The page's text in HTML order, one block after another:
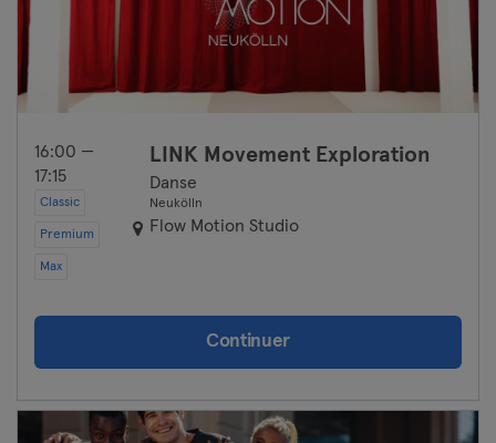
16:00 —
17:15
Classic
Premium
Max
LINK Movement Exploration
Danse
Neukölln
Flow Motion Studio
Continuer